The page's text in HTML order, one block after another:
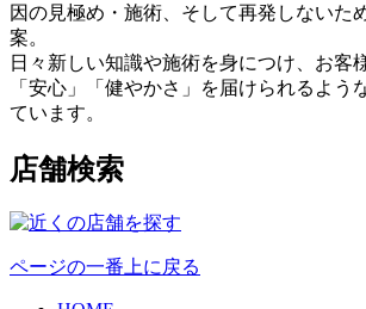
因の見極め・施術、そして再発しないた
案。
日々新しい知識や施術を身につけ、お客
「安心」「健やかさ」を届けられるよう
ています。
店舗検索
ページの一番上に戻る